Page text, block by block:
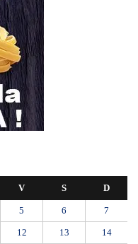
V S D
5 6 7
12 13 14